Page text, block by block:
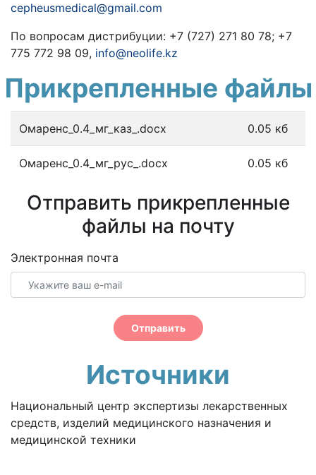
cepheusmedical@gmail.com
По вопросам дистрибуции: +7 (727) 271 80 78; +7
775 772 98 09, info@neolife.kz
Прикрепленные файлы
Омаренс_0.4_мг_каз_.docx 0.05 кб
Омаренс_0.4_мг_рус_.docx 0.05 кб
Отправить прикрепленные
файлы на почту
Электронная почта
Отправить
Источники
Национальный центр экспертизы лекарственных
средств, изделий медицинского назначения и
медицинской техники